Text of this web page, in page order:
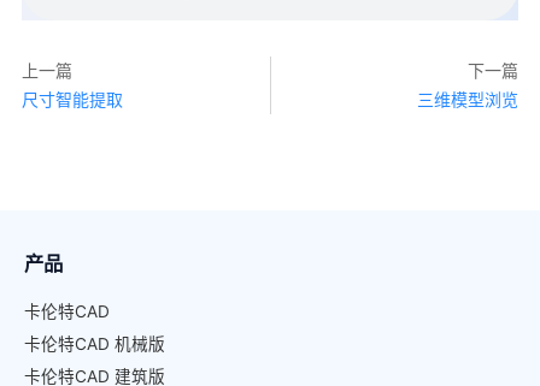
上一篇
尺寸智能提取
下一篇
三维模型浏览
产品
卡伦特CAD
卡伦特CAD 机械版
卡伦特CAD 建筑版